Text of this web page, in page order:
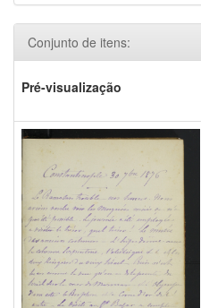
Conjunto de itens:
Pré-visualização